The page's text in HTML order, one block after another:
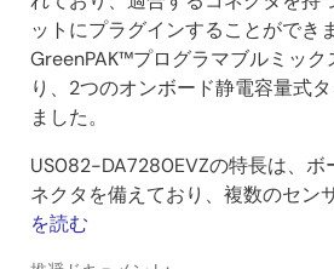
ットにプラグインすることができ
GreenPAK™プログラマブルミック
り、2つのオンボード静電容量式
ました。
US082-DA7280EVZの特長は、ボ
ネクタを備えており、複数のセン
を読む